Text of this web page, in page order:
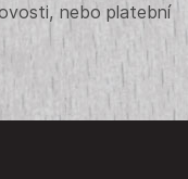
nebo platební